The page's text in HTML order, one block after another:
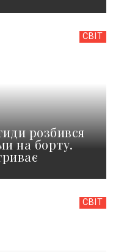
СВІТ
розбився
на борту.
СВІТ